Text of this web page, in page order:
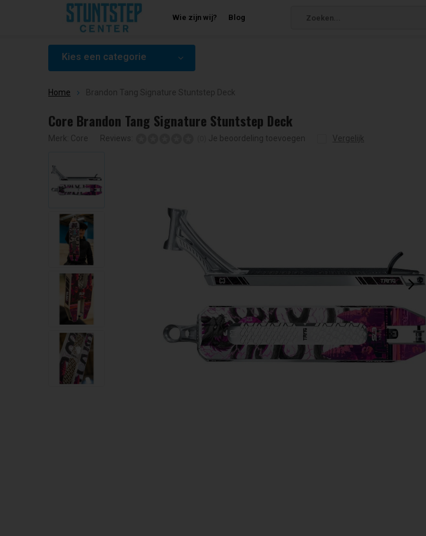
Wie zijn wij? Blog
Kies een categorie
Home Brandon Tang Signature Stuntstep Deck
Core Brandon Tang Signature Stuntstep Deck
Merk: Core Reviews: Je beoordeling toevoegen Vergelijk